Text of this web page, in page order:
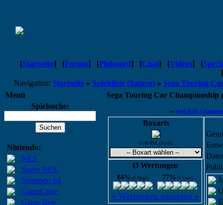
[Startseite] [Forum] [Pinboard] [Chat] [Videos] [
[
Navigation: Startseite » Spieleliste (Saturn) » Sega Touring
Menü
Sega Touring Car Championship
Spielsuche:
Nintendo:
NES
Super NES
Nintendo 64
GameCube
Game Boy
«« Sega Rally
Boxarts
EUR-PAL (Front)
Ø Wertungen
84% (2 Mags) 77% (1 User)
« Wertungen anzeigen »